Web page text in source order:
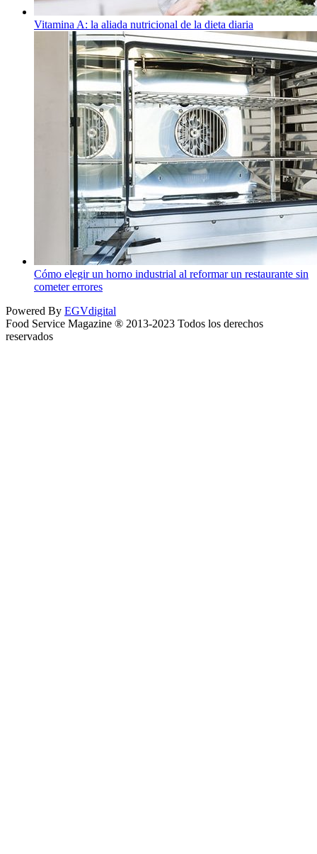
Vitamina A: la aliada nutricional de la dieta diaria
Cómo elegir un horno industrial al reformar un restaurante sin
cometer errores
Powered By EGVdigital
Food Service Magazine ® 2013-2023 Todos los derechos
reservados